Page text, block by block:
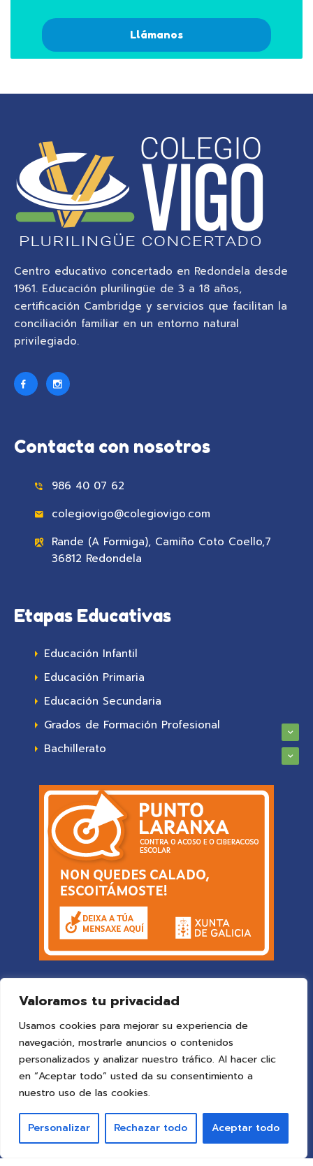
Valoramos tu privacidad
Usamos cookies para mejorar su experiencia de
navegación, mostrarle anuncios o contenidos
personalizados y analizar nuestro tráfico. Al hacer clic
en “Aceptar todo” usted da su consentimiento a
nuestro uso de las cookies.
Personalizar Rechazar todo Aceptar todo
Llámanos
Centro educativo concertado en Redondela desde
1961. Educación plurilingüe de 3 a 18 años,
certificación Cambridge y servicios que facilitan la
conciliación familiar en un entorno natural
privilegiado.
Contacta con nosotros
986 40 07 62
colegiovigo@colegiovigo.com
Rande (A Formiga), Camiño Coto Coello,7
36812 Redondela
Etapas Educativas
Educación Infantil
Educación Primaria
Educación Secundaria
Grados de Formación Profesional
Bachillerato
© 2025 Colegio Vigoby ideaspropias publicidad&web
Todos los derechos reservados.
Aviso Legal